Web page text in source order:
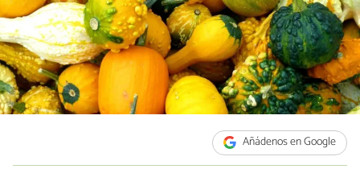
Añádenos en Google